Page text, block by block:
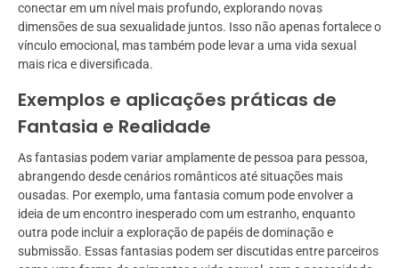
conectar em um nível mais profundo, explorando novas
dimensões de sua sexualidade juntos. Isso não apenas fortalece o
vínculo emocional, mas também pode levar a uma vida sexual
mais rica e diversificada.
Exemplos e aplicações práticas de
Fantasia e Realidade
As fantasias podem variar amplamente de pessoa para pessoa,
abrangendo desde cenários românticos até situações mais
ousadas. Por exemplo, uma fantasia comum pode envolver a
ideia de um encontro inesperado com um estranho, enquanto
outra pode incluir a exploração de papéis de dominação e
submissão. Essas fantasias podem ser discutidas entre parceiros